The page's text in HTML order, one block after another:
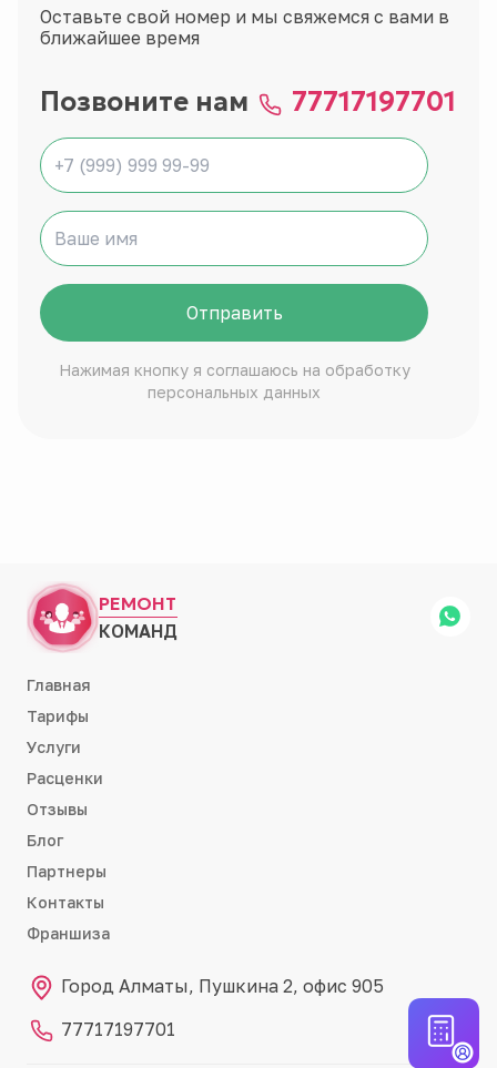
Оставьте свой номер и мы свяжемся с вами в
ближайшее время
Позвоните нам 77717197701
Отправить
Нажимая кнопку я соглашаюсь на обработку
персональных данных
РЕМОНТ
КОМАНД
Главная
Тарифы
Услуги
Расценки
Отзывы
Блог
Партнеры
Контакты
Франшиза
Город Алматы, Пушкина 2, офис 905
77717197701